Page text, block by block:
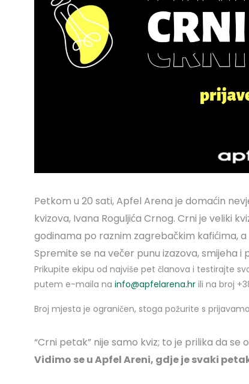
Petkom u 20 sati, Apfel Arena je domaćin
kvizova, Ivana Roguljića Crnog. Crni je veliki
godinama po raznim zagrebačkim kafićima,
Spremite se na večer punu izazova, smijeha
Prikupite ekipu od najviše pet članova i testirajte
putem e-maila na info@apfelarena.hr ili na broj
Broj mjesta je ograničen, stoga požurite s
“Crni petak” nije samo kviz; to je prilika da
Vidimo se u Apfel Areni, gdje je svaki